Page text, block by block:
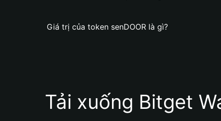
Giá trị của token senDOOR là gì?
Tải xuống Bitget